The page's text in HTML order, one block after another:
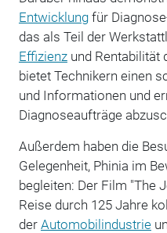
Entwicklungfür
das als Teil der
Effizienzund Rentabilität
bietet Technikern einen
und Informationen und
Diagnoseaufträge
Außerdem haben die
Gelegenheit, Phinia im
begleiten: Der Film "The
Reise durch 125 Jahre
der Automobilindustrie